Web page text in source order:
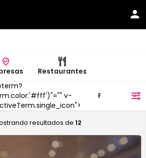
Restaurantes
v-
Portocolom
resultados de 12